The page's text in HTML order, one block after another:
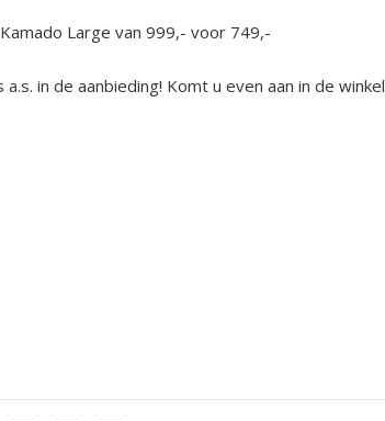
Large van 999,- voor 749,-
in de aanbieding! Komt u even aan in de winkel